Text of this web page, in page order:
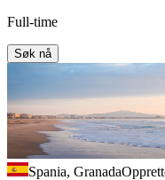
Full-time
Søk nå
Spania, Granada